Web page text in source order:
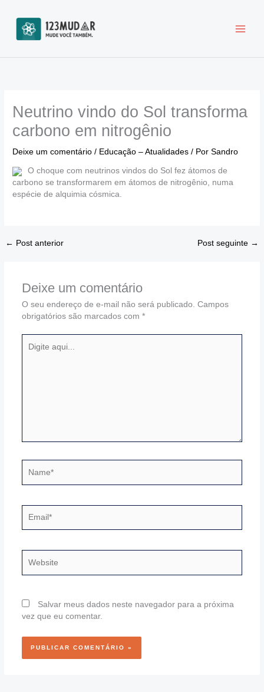
para
conteúdo
Neutrino vindo do Sol transforma
carbono em nitrogênio
Deixe um comentário / Educação – Atualidades / PorSandro
O choque com neutrinos vindos do Sol fez átomos de
carbono se transformarem em átomos de nitrogênio, numa
espécie de alquimia cósmica.
← Post anterior Post seguinte →
Deixe um comentário
O seu endereço de e-mail não será publicado. Campos
obrigatórios são marcados com *
aqui...
Salvar meus dados neste navegador para a próxima
vez que eu comentar.